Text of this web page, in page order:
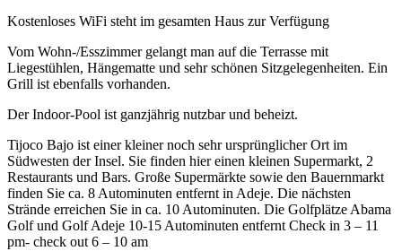
Kostenloses WiFi steht im gesamten Haus zur Verfügung
Vom Wohn-/Esszimmer gelangt man auf die Terrasse mit
Liegestühlen, Hängematte und sehr schönen Sitzgelegenheiten. Ein
Grill ist ebenfalls vorhanden.
Der Indoor-Pool ist ganzjährig nutzbar und beheizt.
Tijoco Bajo ist einer kleiner noch sehr ursprünglicher Ort im
Südwesten der Insel. Sie finden hier einen kleinen Supermarkt, 2
Restaurants und Bars. Große Supermärkte sowie den Bauernmarkt
finden Sie ca. 8 Autominuten entfernt in Adeje. Die nächsten
Strände erreichen Sie in ca. 10 Autominuten. Die Golfplätze Abama
Golf und Golf Adeje 10-15 Autominuten entfernt Check in 3 – 11
pm- check out 6 – 10 am